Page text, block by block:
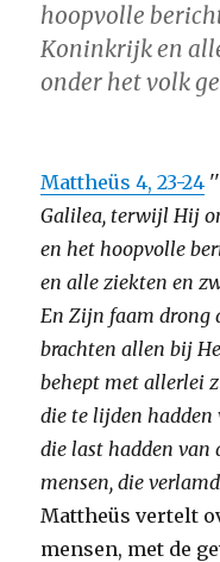
hoopvolle
Koninkrijk en
onder het volk
Mattheüs 4, 23-24 ''
Galilea, terwijl Hij
en het hoopvolle
en alle ziekten en
En Zijn faam drong
brachten allen bij
behept met allerlei
die te lijden hadden
die last hadden van
mensen, die
Mattheüs vertelt
mensen, met de